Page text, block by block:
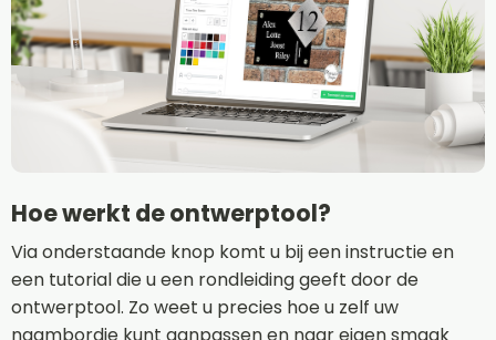
Hoe werkt de ontwerptool?
Via onderstaande knop komt u bij een instructie en
een tutorial die u een rondleiding geeft door de
ontwerptool. Zo weet u precies hoe u zelf uw
naambordje kunt aanpassen en naar eigen smaak